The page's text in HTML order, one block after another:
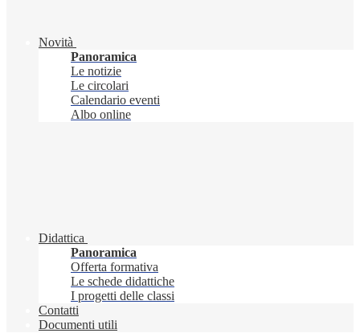
Novità
Panoramica
Le notizie
Le circolari
Calendario eventi
Albo online
Didattica
Panoramica
Offerta formativa
Le schede didattiche
I progetti delle classi
Contatti
Documenti utili